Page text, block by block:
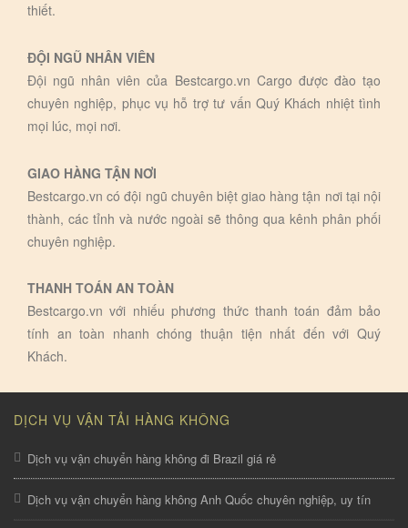
thiết.
ĐỘI NGŨ NHÂN VIÊN
Đội ngũ nhân viên của Bestcargo.vn Cargo được đào tạo
chuyên nghiệp, phục vụ hỗ trợ tư vấn Quý Khách nhiệt tình
mọi lúc, mọi nơi.
GIAO HÀNG TẬN NƠI
Bestcargo.vn có đội ngũ chuyên biệt giao hàng tận nơi tại nội
thành, các tỉnh và nước ngoài sẽ thông qua kênh phân phối
chuyên nghiệp.
THANH TOÁN AN TOÀN
Bestcargo.vn với nhiếu phương thức thanh toán đảm bảo
tính an toàn nhanh chóng thuận tiện nhất đến với Quý
Khách.
DỊCH VỤ VẬN TẢI HÀNG KHÔNG
Dịch vụ vận chuyển hàng không đi Brazil giá rẻ
Dịch vụ vận chuyển hàng không Anh Quốc chuyên nghiệp, uy tín